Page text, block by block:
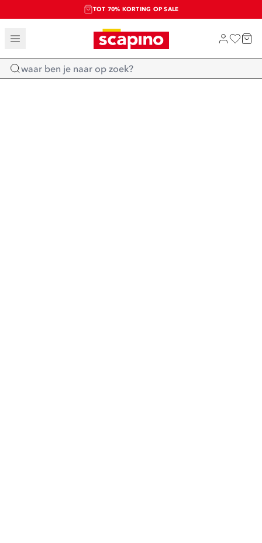
TOT 70% KORTING OP SALE
SALE: LAATSTE KANS!
SHOP NIEUW
Home